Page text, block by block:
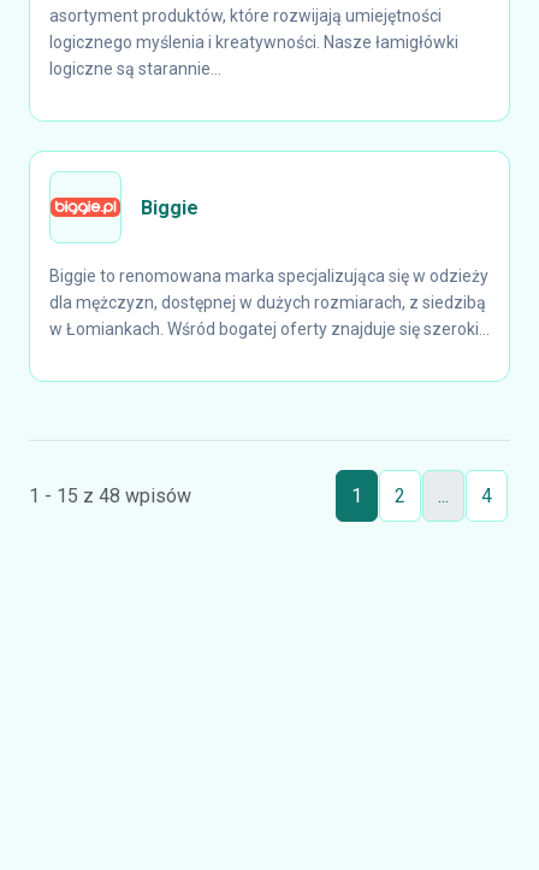
asortyment produktów, które rozwijają umiejętności
logicznego myślenia i kreatywności. Nasze łamigłówki
logiczne są starannie...
Biggie
Biggie to renomowana marka specjalizująca się w odzieży
dla mężczyzn, dostępnej w dużych rozmiarach, z siedzibą
w Łomiankach. Wśród bogatej oferty znajduje się szeroki...
1 - 15 z 48 wpisów 1 2 ... 4